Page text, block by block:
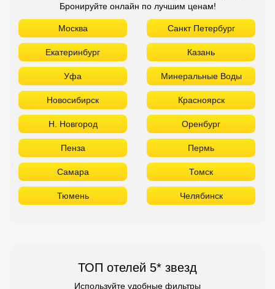
Бронируйте онлайн по лучшим ценам!
Москва Санкт Петербург
Екатеринбург Казань
Уфа Минеральные Воды
Новосибирск Красноярск
Н. Новгород Оренбург
Пенза Пермь
Самара Томск
Тюмень Челябинск
ТОП отелей 5* звезд
Используйте удобные фильтры